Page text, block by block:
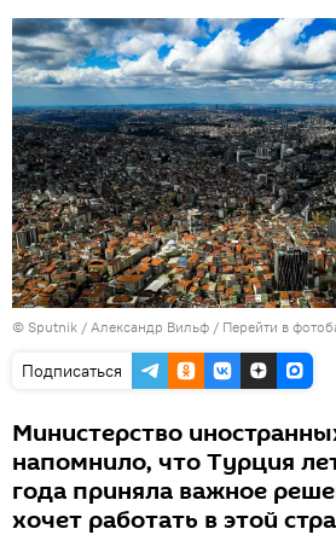
© Sputnik / Александр Вильф / Перейти в
Подписаться
Министерство
напомнило, что Турция
года приняла важное
хочет работать в этой